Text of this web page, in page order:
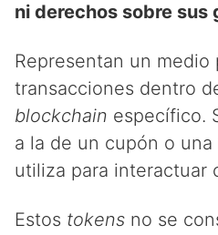
ni derechos sobre sus
Representan un medio
transacciones dentro
blockchain específico.
a la de un cupón o
utiliza para interactuar
Estos tokens no se